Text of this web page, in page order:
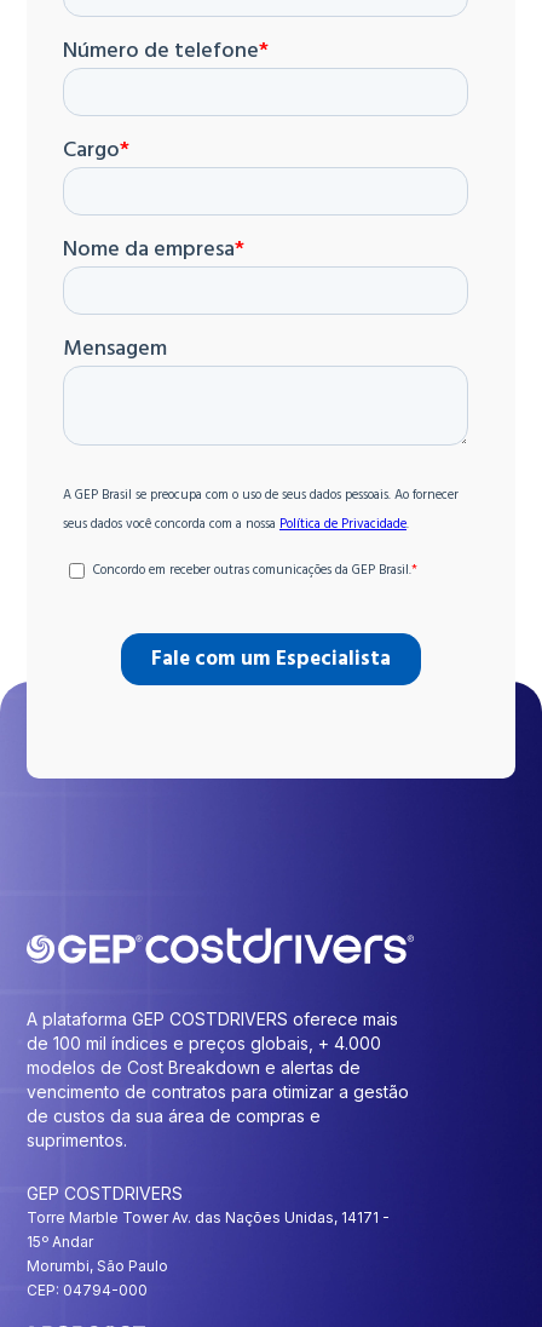
A plataforma GEP COSTDRIVERS oferece mais
de 100 mil índices e preços globais, + 4.000
modelos de Cost Breakdown e alertas de
vencimento de contratos para otimizar a gestão
de custos da sua área de compras e
suprimentos.
GEP COSTDRIVERS
Torre Marble Tower Av. das Nações Unidas, 14171 -
15º Andar
Morumbi, São Paulo
CEP: 04794-000